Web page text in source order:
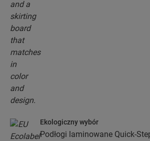
Ekologiczny wybór
Podłogi laminowane Quick-